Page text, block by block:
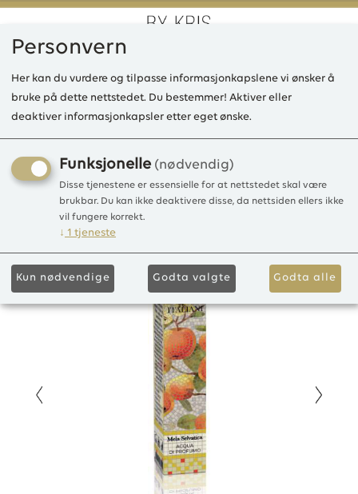
0
LD Italian Mosaici Mela
Selvatica/Wild Apple Acqua
Di Profumo 15ml
Perfume
Personvern
Her kan du vurdere og tilpasse informasjonkapslene vi ønsker å
bruke på dette nettstedet. Du bestemmer! Aktiver eller
deaktiver informasjonkapsler etter eget ønske.
Funksjonelle (nødvendig)
Disse tjenestene er essensielle for at nettstedet skal være
brukbar. Du kan ikke deaktivere disse, da nettsiden ellers ikke
vil fungere korrekt.
↓ 1 tjeneste
Kun nødvendige Godta valgte Godta alle